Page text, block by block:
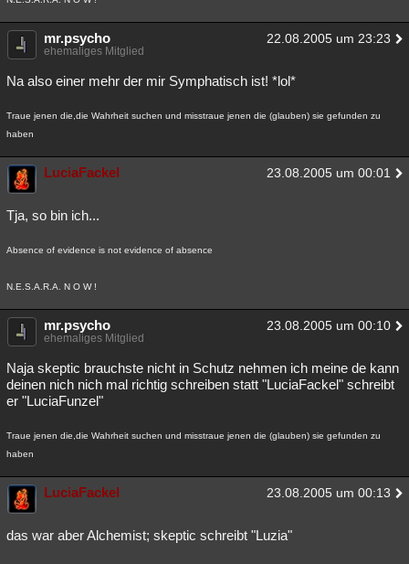
mr.psycho 22.08.2005 um 23:23
ehemaliges Mitglied
Na also einer mehr der mir Symphatisch ist! *lol*
Traue jenen die,die Wahrheit suchen und misstraue jenen die (glauben) sie gefunden zu
haben
LuciaFackel 23.08.2005 um 00:01
Tja, so bin ich...
Absence of evidence is not evidence of absence
N.E.S.A.R.A. N O W !
mr.psycho 23.08.2005 um 00:10
ehemaliges Mitglied
Naja skeptic brauchste nicht in Schutz nehmen ich meine de kann
deinen nich nich mal richtig schreiben statt "LuciaFackel" schreibt
er "LuciaFunzel"
Traue jenen die,die Wahrheit suchen und misstraue jenen die (glauben) sie gefunden zu
haben
LuciaFackel 23.08.2005 um 00:13
das war aber Alchemist; skeptic schreibt "Luzia"